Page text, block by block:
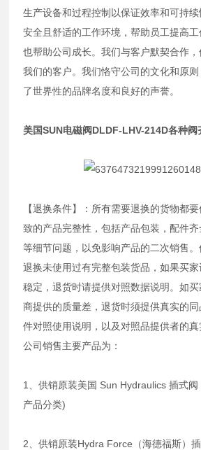
生产设备和过程控制以保证效率和可持
安全且舒适的工作环境，帮助员工提高
也帮助公司成长。我们与客户默契合作
我们的客户。我们恪守公司的文化和原
了世界性的品牌名度和良好的声誉。
美国SUN电磁阀DLDF-LHV-214D各种阀
【退换条件】：所有需要退换的货物都
致的产品完整性，包括产品包装，配件
等细节问题，以免影响产品的二次销售
退换未使用过有完整包装货品，如果买
稳定，退货时请提供对照数据说明。如
商提供的质量差，退货时须提供真实的
件对照使用说明，以及对照品提供者的真
公司销售主要产品为：
1、供销原装美国 Sun Hydraulics 插式
产品分类)
2、供销原装Hydra Force（海德福斯）